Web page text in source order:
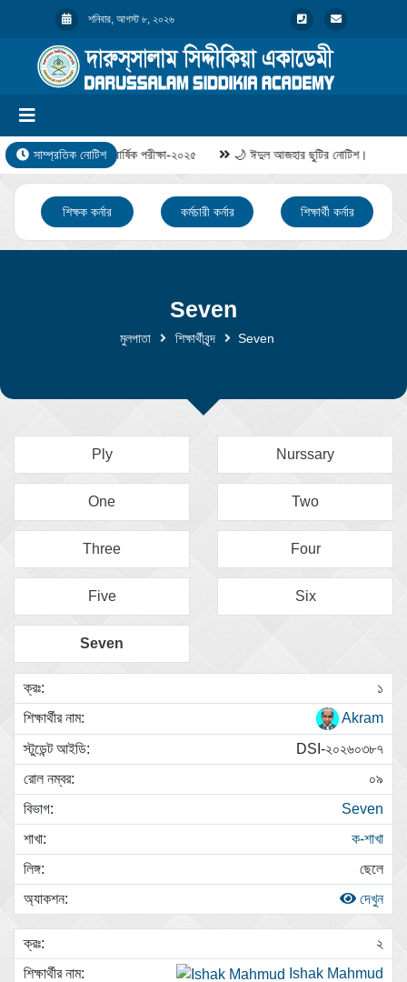
শনিবার, আগস্ট ৮, ২০২৬
সাম্প্রতিক নোটিশ বার্ষিক পরীক্ষা-২০২৫ 🌙 ঈদুল আজহার ছুটির নোটিশ।
শিক্ষক কর্নার কর্মচারী কর্নার শিক্ষার্থী কর্নার
Seven
মুলপাতা শিক্ষার্থীবৃন্দ Seven
Ply Nurssary
One Two
Three Four
Five Six
Seven
১
Akram
DSI-২০২৬০৩৮৭
০৯
Seven
ক-শাখা
ছেলে
দেখুন
২
Ishak Mahmud